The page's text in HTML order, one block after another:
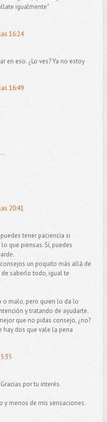
igualmente"
16:24
en eso. ¿Lo ves? Ya no estoy
16:49
20:41
tener paciencia si
que piensas. Sí, puedes
un poquito más allá de
saberlo todo, igual te
o malo, pero quien lo da lo
y tratando de ayudarte.
que no pidas consejo, ¿no?
hay dos que vale la pena
por tu interés.
menos de mis sensaciones.